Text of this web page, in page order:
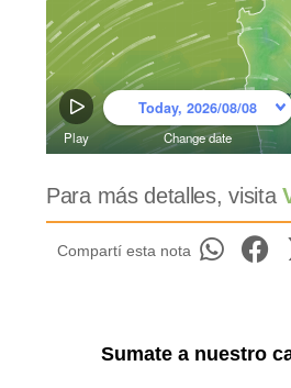
Para más detalles, visita
Compartí esta nota
Sumate a nuestro